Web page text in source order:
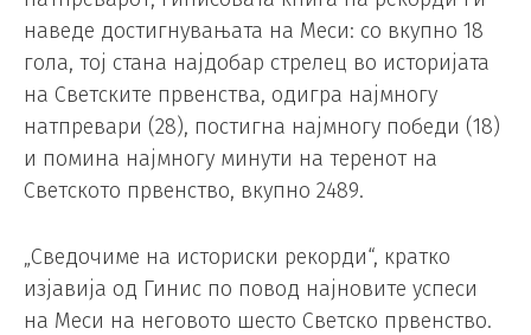
наведе достигнувањата на Меси: со вкупно 18
гола, тој стана најдобар стрелец во историјата
на Светските првенства, одигра најмногу
натпревари (28), постигна најмногу победи (18)
и помина најмногу минути на теренот на
Светското првенство, вкупно 2489.
„Сведочиме на историски рекорди“, кратко
изјавија од Гинис по повод најновите успеси
на Меси на неговото шесто Светско првенство.